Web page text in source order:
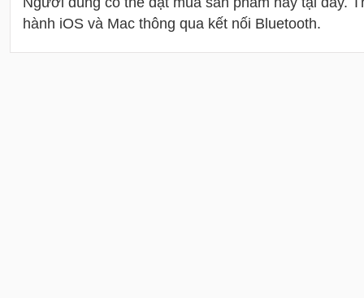
hành iOS và Mac thông qua kết nối Bluetooth.